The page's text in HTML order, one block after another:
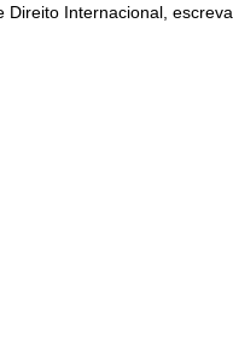
Direito Internacional, escreva